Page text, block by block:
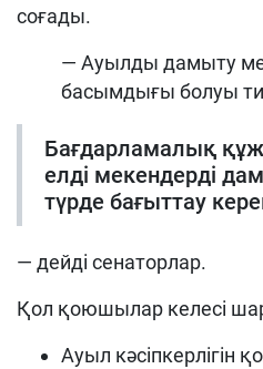
соғады.
— Ауылды дамыту
басымдығы болуы
Бағдарламалық
елді мекендерді
түрде бағыттау
— дейді сенаторлар.
Қол қоюшылар келесі
Ауыл кәсіпкерлігін